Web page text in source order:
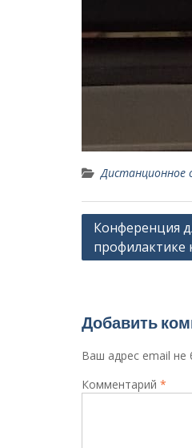
Дистанционное
Навигация
по
Конференция
профилактике
Добавить
Ваш адрес email не
Комментарий *